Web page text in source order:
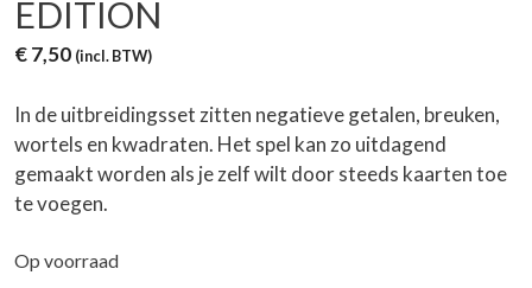
EDITION
€7,50 (incl. BTW)
In de uitbreidingsset zitten negatieve getalen, breuken,
wortels en kwadraten. Het spel kan zo uitdagend
gemaakt worden als je zelf wilt door steeds kaarten toe
te voegen.
Op voorraad